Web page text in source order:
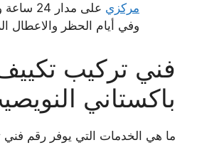
مركزي
على
وفي أيام الحظر والاعطال
فني تركيب
باكستاني
ما هي الخدمات التي يوفر رقم فني